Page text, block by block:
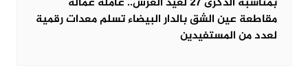
مقاطعة عين الشق بالدار البيضاء تسلم معدات رقمية
لعدد من المستفيدين